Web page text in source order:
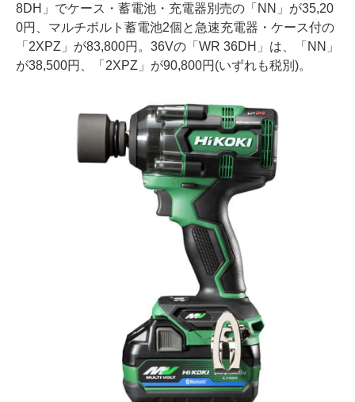
8DH」でケース・蓄電池・充電器別売の「NN」が35,20
0円、マルチボルト蓄電池2個と急速充電器・ケース付の
「2XPZ」が83,800円。36Vの「WR 36DH」は、「NN」
が38,500円、「2XPZ」が90,800円(いずれも税別)。